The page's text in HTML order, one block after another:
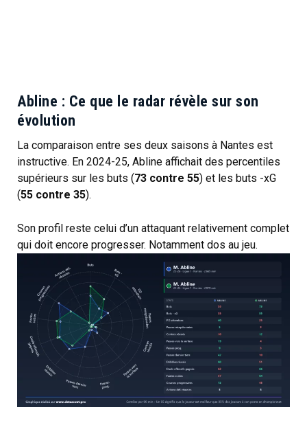
Abline : Ce que le radar révèle sur son
évolution
La comparaison entre ses deux saisons à Nantes est
instructive. En 2024-25, Abline affichait des percentiles
supérieurs sur les buts (73 contre 55) et les buts -xG
(55 contre 35).
Son profil reste celui d’un attaquant relativement complet
qui doit encore progresser. Notamment dos au jeu.